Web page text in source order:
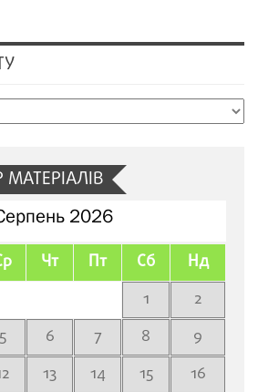
2026
Чт Пт Сб Нд
1
2
5 6 7 8
9
13 14 15
16